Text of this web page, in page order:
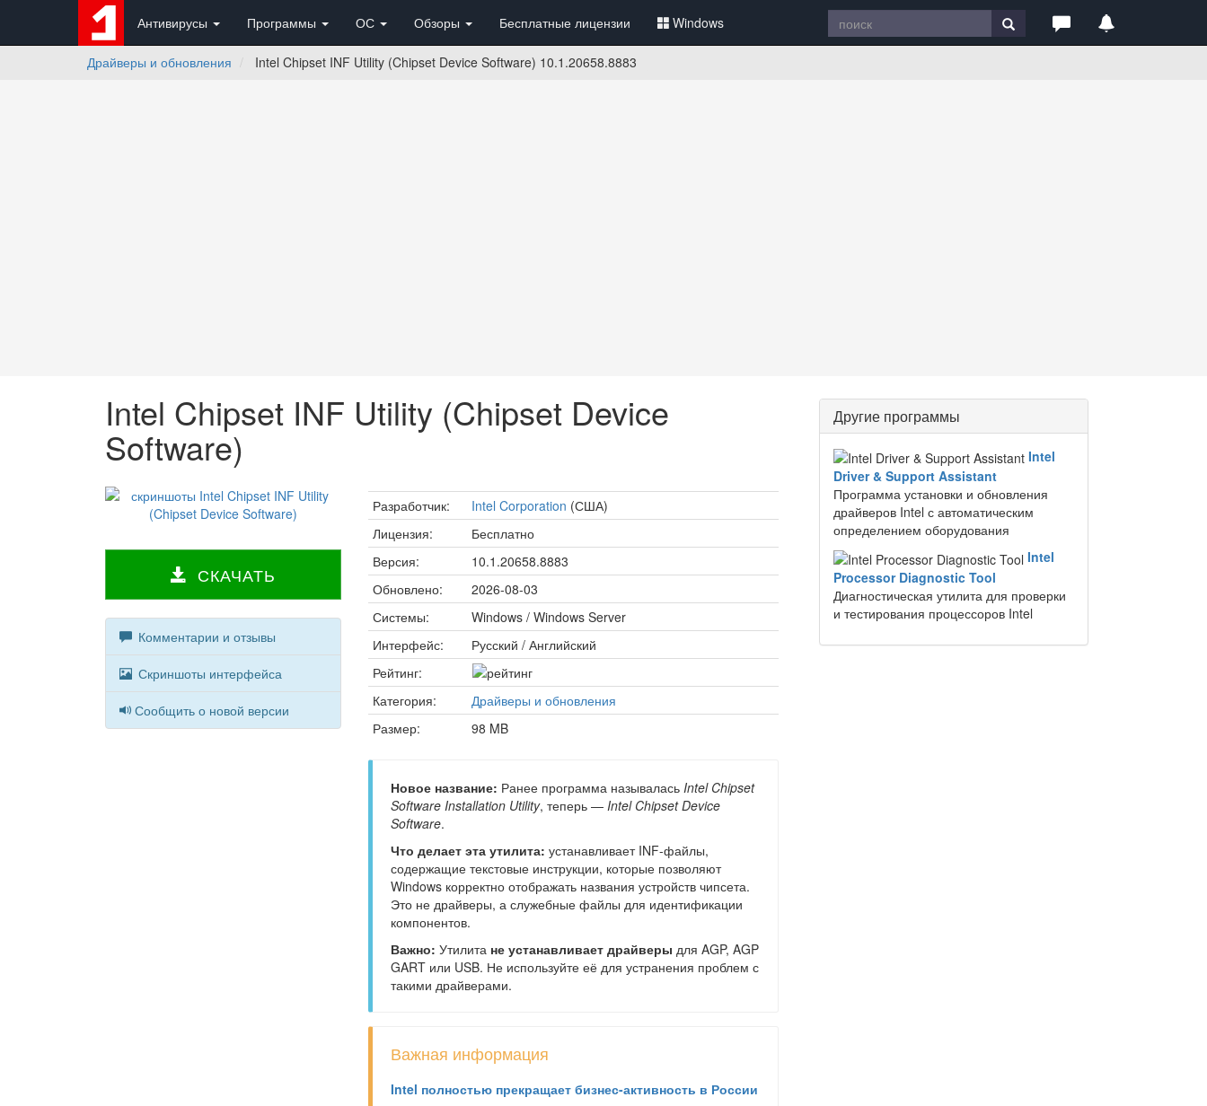
Антивирусы Программы ОС Обзоры Бесплатные лицензии Windows
Драйверы и обновления Intel Chipset INF Utility (Chipset Device Software) 10.1.20658.8883
Intel Chipset INF Utility (Chipset Device
Software)
СКАЧАТЬ
Комментарии и отзывы
Скриншоты интерфейса
Сообщить о новой версии
Разработчик: Intel Corporation (США)
Лицензия:
Бесплатно
Версия:
10.1.20658.8883
Обновлено:
2026-08-03
Системы:
Windows / Windows Server
Интерфейс:
Русский / Английский
Рейтинг:
Категория:
Драйверы и обновления
Размер:
98 MB
Новое название: Ранее программа называлась Intel Chipset
Software Installation Utility, теперь — Intel Chipset Device
Software.
Что делает эта утилита: устанавливает INF-файлы,
содержащие текстовые инструкции, которые позволяют
Windows корректно отображать названия устройств чипсета.
Это не драйверы, а служебные файлы для идентификации
компонентов.
Важно: Утилита не устанавливает драйверы для AGP, AGP
GART или USB. Не используйте её для устранения проблем с
такими драйверами.
Важная информация
Intel полностью прекращает бизнес-активность в России
Другие программы
Intel
Driver & Support Assistant
Программа установки и обновления
драйверов Intel с автоматическим
определением оборудования
Intel
Processor Diagnostic Tool
Диагностическая утилита для проверки
и тестирования процессоров Intel